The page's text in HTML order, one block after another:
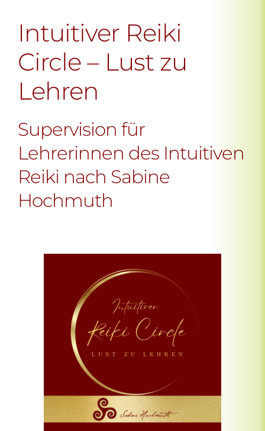
Intuitiver Reiki
Circle – Lust zu
Lehren
Supervision für
Lehrerinnen des Intuitiven
Reiki nach Sabine
Hochmuth